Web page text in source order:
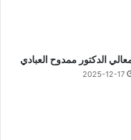
الدكتور ممدوح العبادي
2025-12-17